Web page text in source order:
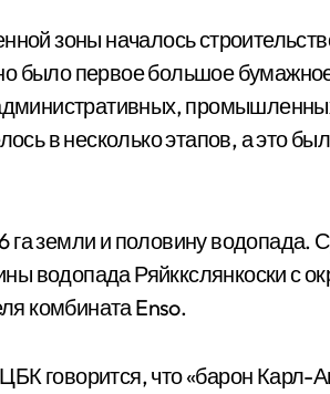
зоны началось
было первое большое
в несколько этапов, а это
га земли и полови­ну водопада.
водопада Ряйккслянкоски с
комбината Enso.
говорится, что «барон Карл-